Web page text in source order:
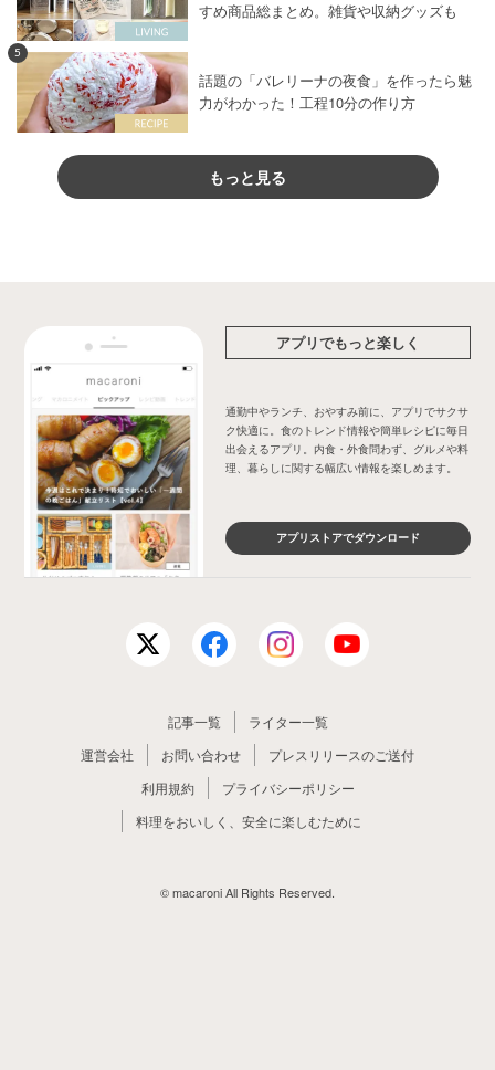
すめ商品総まとめ。雑貨や収納グッズも
5
話題の「バレリーナの夜食」を作ったら魅
力がわかった！工程10分の作り方
もっと見る
アプリでもっと楽しく
通勤中やランチ、おやすみ前に、アプリでサクサ
ク快適に。食のトレンド情報や簡単レシピに毎日
出会えるアプリ。内食・外食問わず、グルメや料
理、暮らしに関する幅広い情報を楽しめます。
アプリストアでダウンロード
記事一覧
ライター一覧
運営会社
お問い合わせ
プレスリリースのご送付
利用規約
プライバシーポリシー
料理をおいしく、安全に楽しむために
© macaroni All Rights Reserved.